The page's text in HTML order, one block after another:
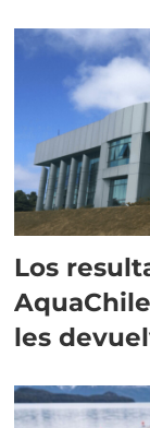
Los
les